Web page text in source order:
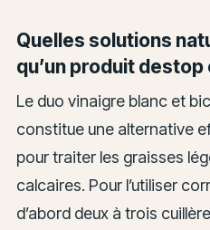
Quelles solutions
qu’un produit destop
Le duo vinaigre blanc et
constitue une alternative
pour traiter les graisses
calcaires. Pour l’utiliser
d’abord deux à trois